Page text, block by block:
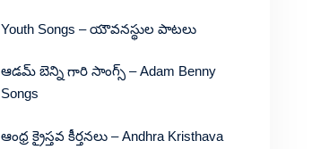
Youth Songs – యౌవనస్థుల పాటలు
ఆడమ్ బెన్ని గారి సాంగ్స్ – Adam Benny
Songs
ఆంధ్ర క్రైస్తవ కీర్తనలు – Andhra Kristhava